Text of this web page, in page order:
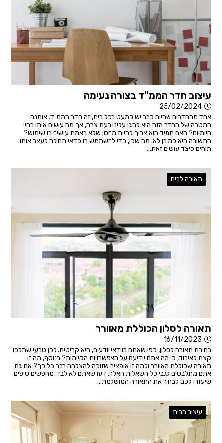
עיצוב חדר הממ"ד בצורה נעימה
25/02/2024
אחד מהחדרים שהיום כבר יש כמעט בכל בית, זה חדר הממ"ד. אומנם
המטרה של החדר הזה היא להגן עלינו בעת צרה, אך מה עושים איתו בחיי
היומיום? האם תמיד הוא צריך להיות מחסן שלא באמת עושים בו שימוש?
התשובה היא כמובן לא. מה שכן, כדי להשתמש בו כדאי תחילה לעצב אותו.
תוהים כיצד עושים זאת...
תאורה לבית
תאורה לסלון הכוללת מאוורר
16/11/2023
בחירת תאורה לסלון, כפי שאתם בוודאי יודעים, היא קריטית. לכן טבעי שתלכו
קצת לאיבוד, כי מה אתם יודיעם על האפשרויות הקיימות? בנוסף, מה זו
תאורה שכוללת מאוורר ולמה זו אופציה שזוכה להצלחה רבה כל כך? אם גם
אתם מתלבטים לגבי כל השאלות האלה, דעו שאתם לא לבד. מחפשים טיפים
שיעזרו לכם לבחור את התאורה המושלמת...
עיצוב הבית